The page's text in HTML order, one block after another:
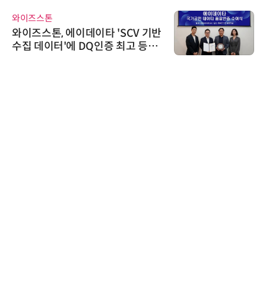
시큐어링크, 중소기업기술정보진
흥원 AI 초격차 R&D 사업 최종 선